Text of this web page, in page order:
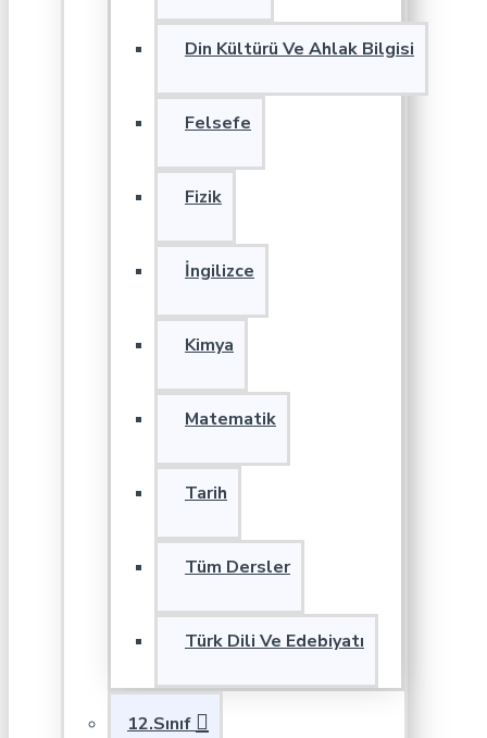
Din Kültürü Ve Ahlak Bilgisi
Felsefe
Fizik
İngilizce
Kimya
Matematik
Tarih
Tüm Dersler
Türk Dili Ve Edebiyatı
12.Sınıf